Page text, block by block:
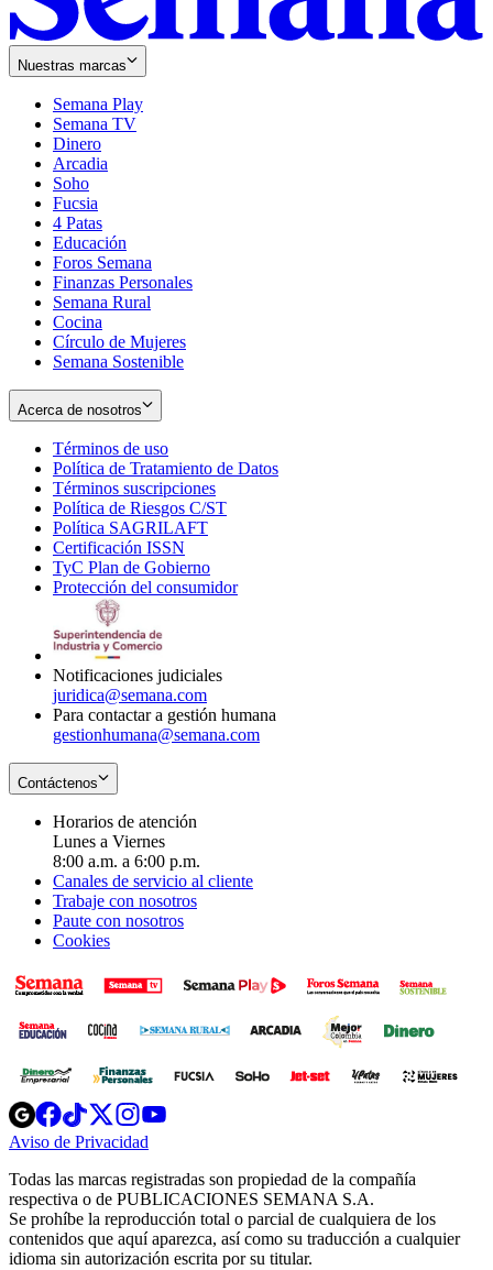
Nuestras marcas
Semana Play
Semana TV
Dinero
Arcadia
Soho
in
new
window
Fucsia
in
new
window
4 Patas
Educación
Foros Semana
Finanzas Personales
Semana Rural
Cocina
Círculo de Mujeres
Semana Sostenible
Acerca de nosotros
Términos de uso
in
new
window
Política de Tratamiento de Datos
Términos suscripciones
in
Política de Riesgos C/ST
Política SAGRILAFT
new
window
Certificación ISSN
in
new
TyC Plan de Gobierno
in
Protección del consumidorOpens
Notificaciones judiciales
juridica@semana.com
Para contactar a gestión humana
gestionhumana@semana.com
Contáctenos
Horarios de atención
Lunes a Viernes
8:00 a.m. a 6:00 p.m.
Canales de servicio al cliente
Trabaje con nosotros
Paute con nosotros
Cookies
Opens
in
new
Opens
in
new
Opens
in
new
window
Opens
new
windowwindow
Aviso de Privacidad
new
window
Todas las marcas registradas son propiedad de la compañía
respectiva o de PUBLICACIONES SEMANA S.A.
Se prohíbe la reproducción total o parcial de cualquiera de los
contenidos que aquí aparezca, así como su traducción a cualquier
idioma sin autorización escrita por su titular.